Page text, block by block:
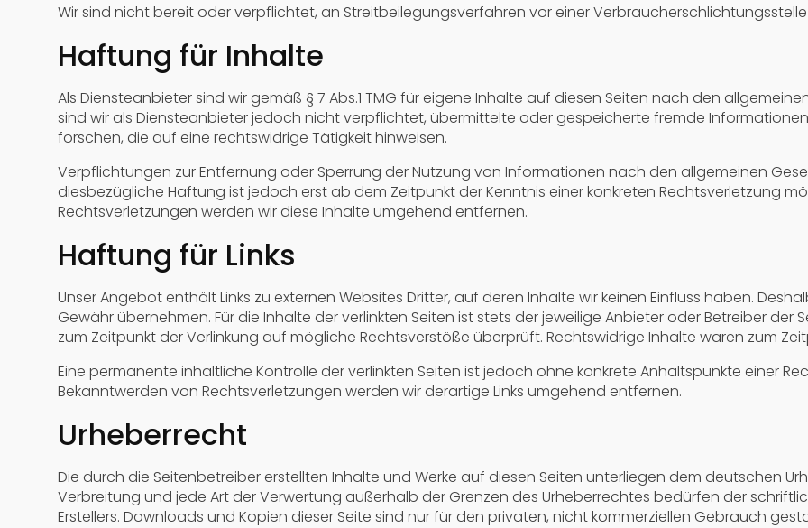
Wir sind nicht bereit oder verpflichtet, an Streitbeilegungsverfahren vor einer
Haftung für Inhalte
Als Diensteanbieter sind wir gemäß § 7 Abs.1 TMG für eigene Inhalte auf diesen Seiten nach den
sind wir als Diensteanbieter jedoch nicht verpflichtet, übermittelte oder gespeicherte fremde
forschen, die auf eine rechtswidrige Tätigkeit hinweisen.
Verpflichtungen zur Entfernung oder Sperrung der Nutzung von Informationen nach den allgemeinen
diesbezügliche Haftung ist jedoch erst ab dem Zeitpunkt der Kenntnis einer konkreten Rechtsverletzung
Rechtsverletzungen werden wir diese Inhalte umgehend entfernen.
Haftung für Links
Unser Angebot enthält Links zu externen Websites Dritter, auf deren Inhalte wir keinen Einfluss haben.
Gewähr übernehmen. Für die Inhalte der verlinkten Seiten ist stets der jeweilige Anbieter oder Betreiber der
zum Zeitpunkt der Verlinkung auf mögliche Rechtsverstöße überprüft. Rechtswidrige Inhalte waren zum
Eine permanente inhaltliche Kontrolle der verlinkten Seiten ist jedoch ohne konkrete Anhaltspunkte einer
Bekanntwerden von Rechtsverletzungen werden wir derartige Links umgehend entfernen.
Urheberrecht
Die durch die Seitenbetreiber erstellten Inhalte und Werke auf diesen Seiten unterliegen dem deutschen
Verbreitung und jede Art der Verwertung außerhalb der Grenzen des Urheberrechtes bedürfen der
Erstellers. Downloads und Kopien dieser Seite sind nur für den privaten, nicht kommerziellen Gebrauch